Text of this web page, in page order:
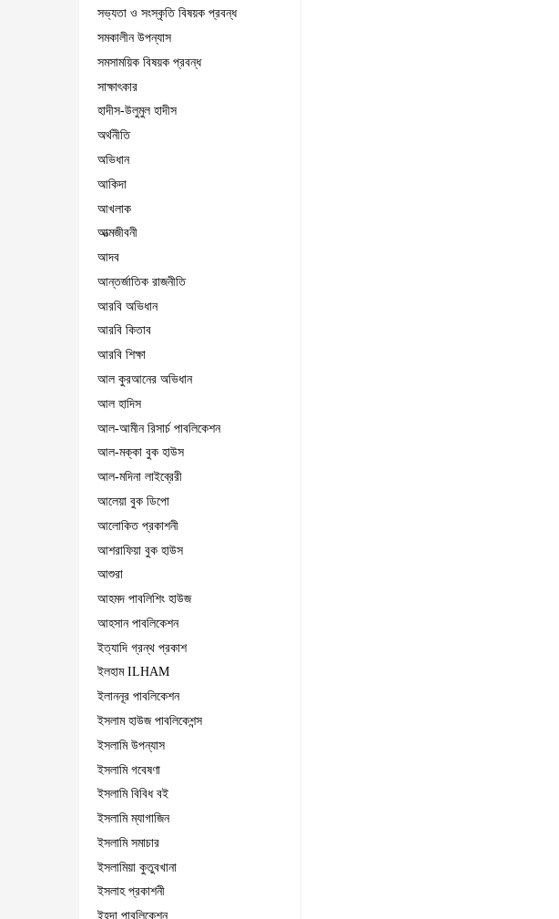
সভ্যতা ও সংস্কৃতি বিষয়ক প্রবন্ধ
সমকালীন উপন্যাস
সমসাময়িক বিষয়ক প্রবন্ধ
সাক্ষাৎকার
হাদীস-উলুমুল হাদীস
অর্থনীতি
অভিধান
আকিদা
আখলাক
আত্মজীবনী
আদব
আন্তর্জাতিক রাজনীতি
আরবি অভিধান
আরবি কিতাব
আরবি শিক্ষা
আল কুরআনের অভিধান
আল হাদিস
আল-আমীন রিসার্চ পাবলিকেশন
আল-মক্কা বুক হাউস
আল-মদিনা লাইব্রেরী
আলেয়া বুক ডিপো
আলোকিত প্রকাশনী
আশরাফিয়া বুক হাউস
আশুরা
আহমদ পাবলিশিং হাউজ
আহসান পাবলিকেশন
ইত্যাদি গ্রন্থ প্রকাশ
ইলহাম ILHAM
ইলাননূর পাবলিকেশন
ইসলাম হাউজ পাবলিকেশন্স
ইসলামি উপন্যাস
ইসলামি গবেষণা
ইসলামি বিবিধ বই
ইসলামি ম্যাগাজিন
ইসলামি সমাচার
ইসলামিয়া কুতুবখানা
ইসলাহ প্রকাশনী
ইহদা পাবলিকেশন